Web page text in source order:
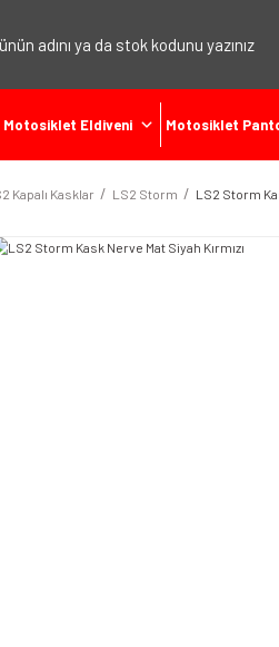
Motosiklet Eldiveni Motosiklet
Kapalı Kasklar LS2 Storm LS2 Storm